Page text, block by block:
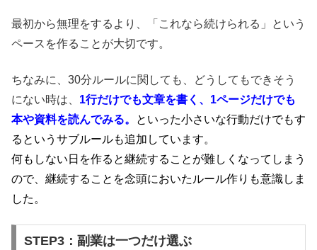
最初から無理をするより、「これなら続けられる」という
ペースを作ることが大切です。
ちなみに、30分ルールに関しても、どうしてもできそう
にない時は、 1行だけでも文章を書く、1ページだけでも
本や資料を読んでみる。
といった小さいな行動だけでもす
るというサブルールも追加しています。
何もしない日を作ると継続することが難しくなってしまう
ので、継続することを念頭においたルール作りも意識しま
した。
STEP3：副業は一つだけ選ぶ